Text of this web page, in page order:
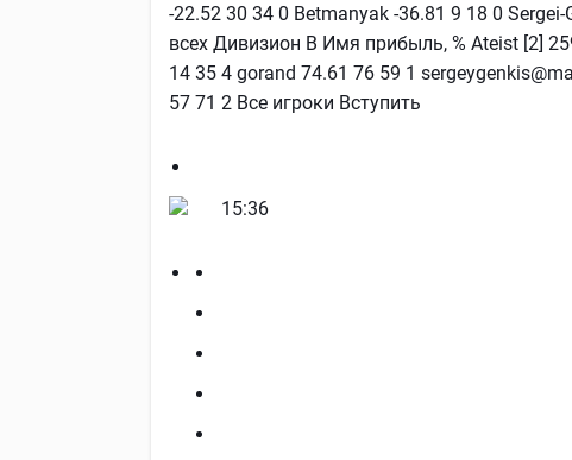
-22.52 30 34 0 Betmanyak -36.81 9 18 0
всех Дивизион В Имя прибыль, % Ateist [2]
14 35 4 gorand 74.61 76 59 1
57 71 2 Все игроки Вступить
15:36